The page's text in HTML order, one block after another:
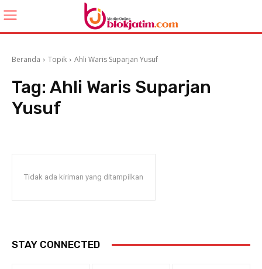
Beranda Topik Ahli Waris Suparjan Yusuf
Tag: Ahli Waris Suparjan
Yusuf
Tidak ada kiriman yang ditampilkan
STAY CONNECTED